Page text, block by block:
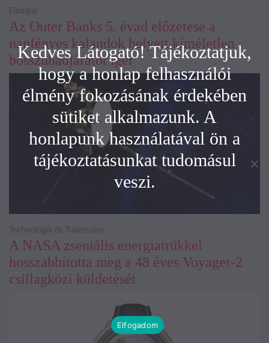
Az Outer Banks 5. évad előzetese a
napfényes kalandok helyett kíméletlen
bosszúhadjáratot ígér
Filmipar
A NASA zseniális energiatrükkel
hosszabbította meg a 48 éves Voyager-2
csillagközi küldetését
Technológia és Tudomány
Kedves Látogató! Tájékoztatjuk,
hogy a honlap felhasználói
élmény fokozásának érdekében
sütiket alkalmazunk. A
honlapunk használatával ön a
tájékoztatásunkat tudomásul
veszi.
Elfogadom